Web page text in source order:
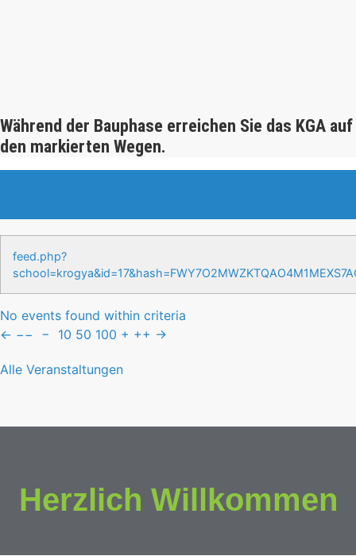
Während der Bauphase erreichen Sie das KGA auf
den markierten Wegen.
feed.php?
No events found within criteria
← −− − 10 50 100 + ++ →
Alle Veranstaltungen
Herzlich Willkommen